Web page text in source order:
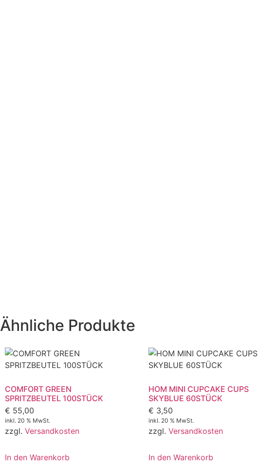
Ähnliche Produkte
COMFORT GREEN
SPRITZBEUTEL 100STÜCK
€ 55,00
inkl. 20 % MwSt.
zzgl. Versandkosten
In den Warenkorb
HOM MINI CUPCAKE CUPS
SKYBLUE 60STÜCK
€ 3,50
inkl. 20 % MwSt.
zzgl. Versandkosten
In den Warenkorb